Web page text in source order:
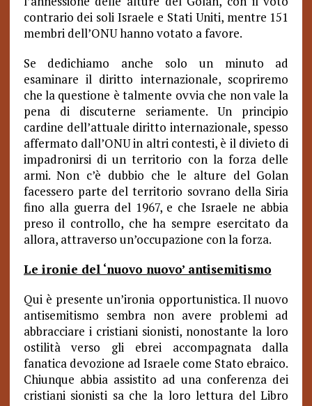
contrario dei soli Israele e Stati Uniti, mentre 151
membri dell’ONU hanno votato a favore.
Se dedichiamo anche solo un minuto ad
esaminare il diritto internazionale, scopriremo
che la questione è talmente ovvia che non vale la
pena di discuterne seriamente. Un principio
cardine dell’attuale diritto internazionale, spesso
affermato dall’ONU in altri contesti, è il divieto di
impadronirsi di un territorio con la forza delle
armi. Non c’è dubbio che le alture del Golan
facessero parte del territorio sovrano della Siria
fino alla guerra del 1967, e che Israele ne abbia
preso il controllo, che ha sempre esercitato da
allora, attraverso un’occupazione con la forza.
Le ironie del ‘nuovo nuovo’ antisemitismo
Qui è presente un’ironia opportunistica. Il nuovo
antisemitismo sembra non avere problemi ad
abbracciare i cristiani sionisti, nonostante la loro
ostilità verso gli ebrei accompagnata dalla
fanatica devozione ad Israele come Stato ebraico.
Chiunque abbia assistito ad una conferenza dei
cristiani sionisti sa che la loro lettura del Libro